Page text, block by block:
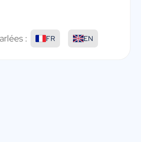
: FR EN